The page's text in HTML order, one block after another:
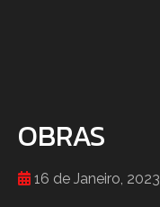
OBRAS
16 de Janeiro, 2023